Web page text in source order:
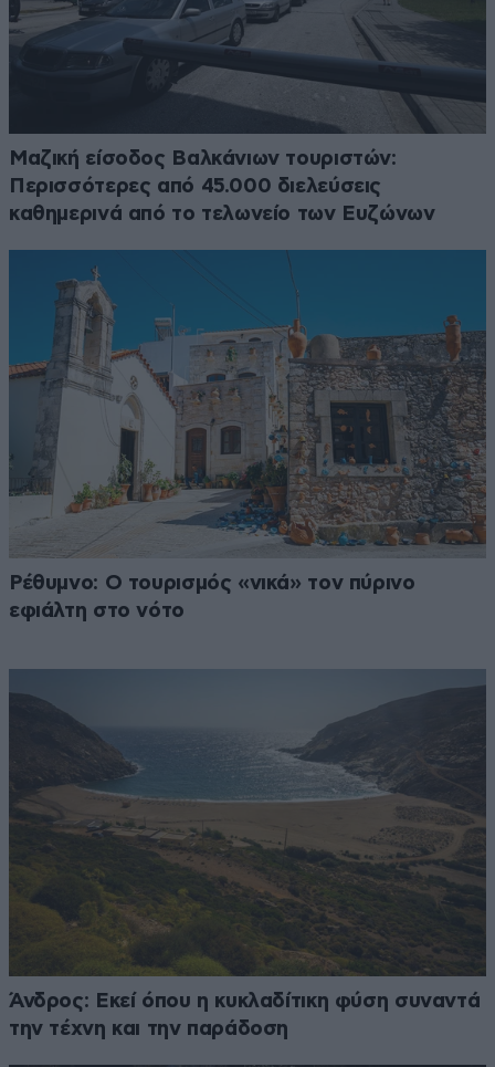
Μαζική είσοδος Βαλκάνιων τουριστών:
Περισσότερες από 45.000 διελεύσεις
καθημερινά από το τελωνείο των Ευζώνων
Ρέθυμνο: Ο τουρισμός «νικά» τον πύρινο
εφιάλτη στο νότο
Άνδρος: Εκεί όπου η κυκλαδίτικη φύση συναντά
την τέχνη και την παράδοση